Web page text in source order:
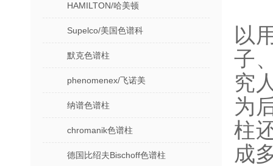
HAMILTON/哈美顿
Supelco/美国色谱科
默克色谱柱
phenomenex/飞诺美
纳谱色谱柱
chromanik色谱柱
德国比绍夫Bischoff色谱柱
以
子
究
为
柱
成